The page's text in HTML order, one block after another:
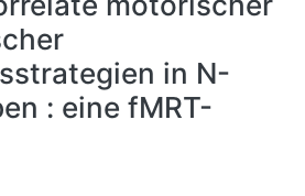
in N-
: eine fMRT-